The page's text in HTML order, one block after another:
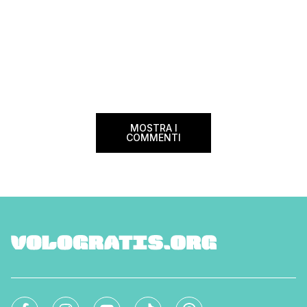
MOSTRA I
COMMENTI